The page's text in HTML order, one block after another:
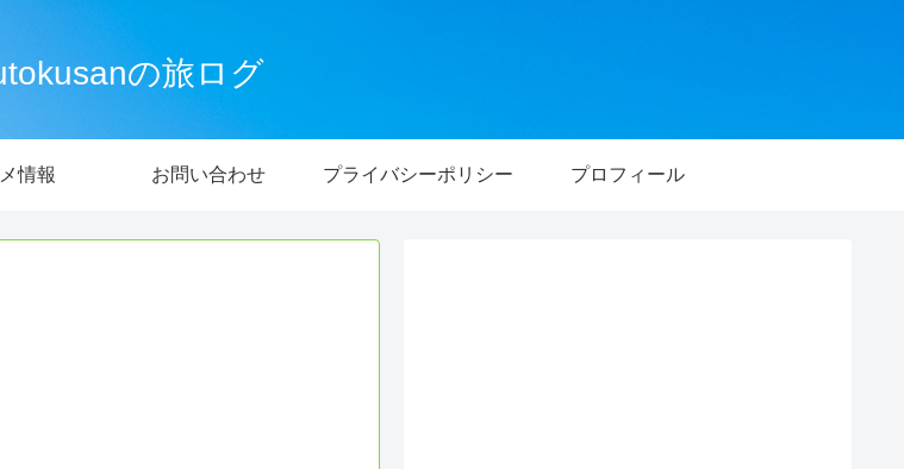
の旅ログ
情報 お問い合わせ プライバシーポリシー プロフィール